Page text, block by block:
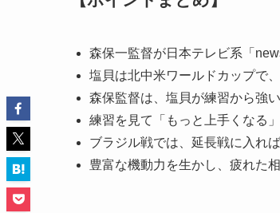
森保一監督が日本テレビ系「
塩貝は北中米ワールドカップで
森保監督は、塩貝が練習から強
練習を見て「もっと上手くなる
ブラジル戦では、延長戦に入れ
豊富な機動力を生かし、疲れた